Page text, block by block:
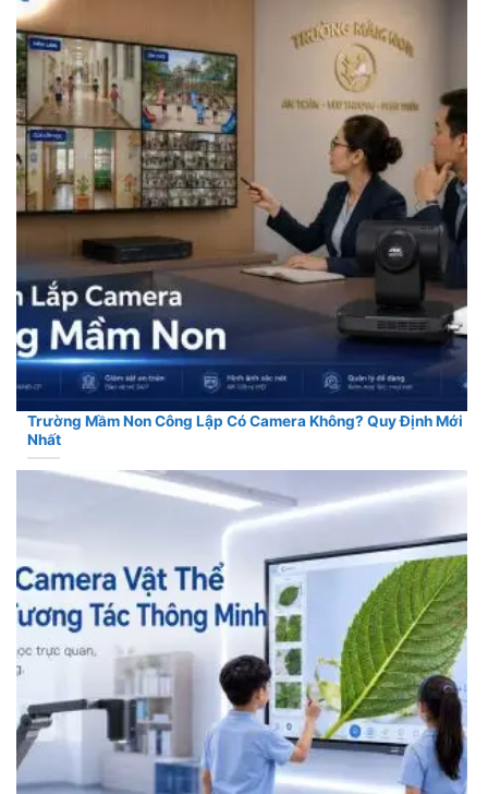
Trường Mầm Non Công Lập Có Camera Không? Quy Định Mới
Nhất